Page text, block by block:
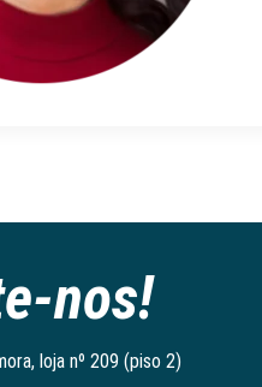
nos!
loja nº 209 (piso 2)